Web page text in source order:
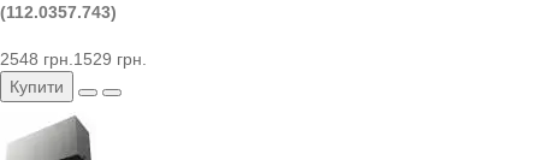
(112.0357.743)
2548 грн. 1529 грн.
Купити